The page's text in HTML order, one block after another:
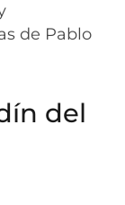
de Pablo
del